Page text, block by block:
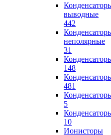
выводные
442
неполярные
31
148
481
5
10
Ионисторы